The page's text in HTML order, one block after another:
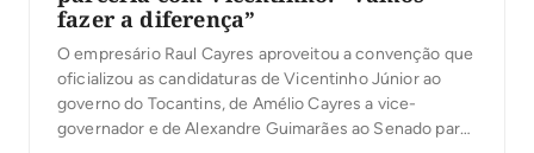
fazer a diferença”
O empresário Raul Cayres aproveitou a convenção que
oficializou as candidaturas de Vicentinho Júnior ao
governo do Tocantins, de Amélio Cayres a vice-
governador e de Alexandre Guimarães ao Senado para